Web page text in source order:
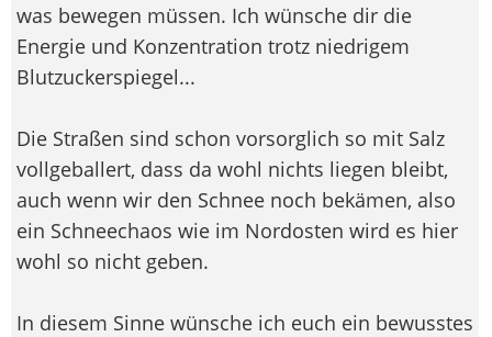
was bewegen müssen. Ich wünsche dir die
Energie und Konzentration trotz niedrigem
Blutzuckerspiegel...
Die Straßen sind schon vorsorglich so mit Salz
vollgeballert, dass da wohl nichts liegen bleibt,
auch wenn wir den Schnee noch bekämen, also
ein Schneechaos wie im Nordosten wird es hier
wohl so nicht geben.
In diesem Sinne wünsche ich euch ein bewusstes